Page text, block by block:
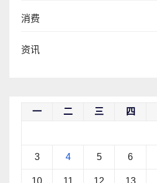
消费
资讯
一 二 三 四
3 4 5 6